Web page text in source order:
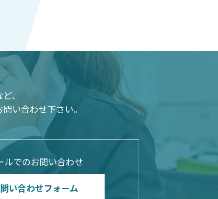
、
い合わせ下さい。
ルでのお問い合わせ
い合わせフォーム